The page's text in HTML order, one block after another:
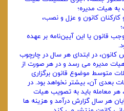
به هیات ‌مدیره؛
کارکنان کانون و عزل و نصب،
قانون یا این آیین‌نامه بر عهده
کانون، در ابتدای هر سال در چارچوب
‌مدیره می ‌رسد و در هر صورت از
متوسط موضوع قانون برگزاری
1383/3/11 و اصلاحات بعدی آن، بیشتر نخواهد بود. در
هر معامله باید به تصویب هیات
هر سال گزارش درآمد و هزینه ‌ها